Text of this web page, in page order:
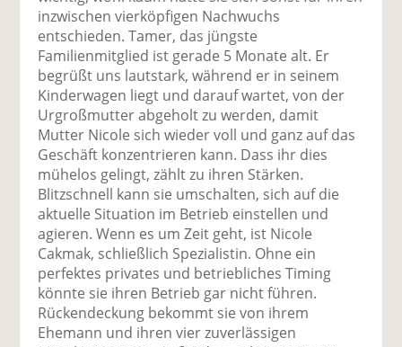
inzwischen vierköpfigen Nachwuchs
entschieden. Tamer, das jüngste
Familienmitglied ist gerade 5 Monate alt. Er
begrüßt uns lautstark, während er in seinem
Kinderwagen liegt und darauf wartet, von der
Urgroßmutter abgeholt zu werden, damit
Mutter Nicole sich wieder voll und ganz auf das
Geschäft konzentrieren kann. Dass ihr dies
mühelos gelingt, zählt zu ihren Stärken.
Blitzschnell kann sie umschalten, sich auf die
aktuelle Situation im Betrieb einstellen und
agieren. Wenn es um Zeit geht, ist Nicole
Cakmak, schließlich Spezialistin. Ohne ein
perfektes privates und betriebliches Timing
könnte sie ihren Betrieb gar nicht führen.
Rückendeckung bekommt sie von ihrem
Ehemann und ihren vier zuverlässigen